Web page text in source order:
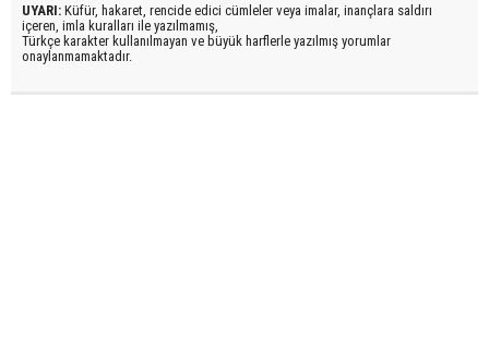
UYARI: Küfür, hakaret, rencide edici cümleler veya imalar, inançlara saldırı
içeren, imla kuralları ile yazılmamış,
Türkçe karakter kullanılmayan ve büyük harflerle yazılmış yorumlar
onaylanmamaktadır.